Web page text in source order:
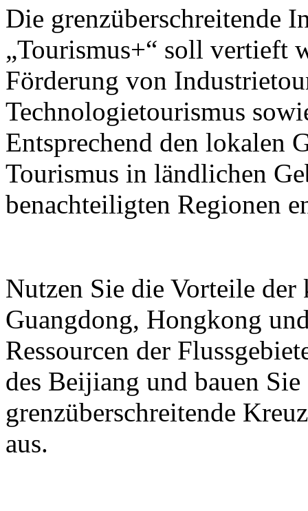
Die grenzüberschreitende
„Tourismus+“ soll vertieft
Förderung von
Technologietourismus
Entsprechend den lokalen
Tourismus in ländlichen
benachteiligten Regionen
Nutzen Sie die Vorteile der
Guangdong, Hongkong
Ressourcen der
des Beijiang und bauen
grenzüberschreitende
aus.